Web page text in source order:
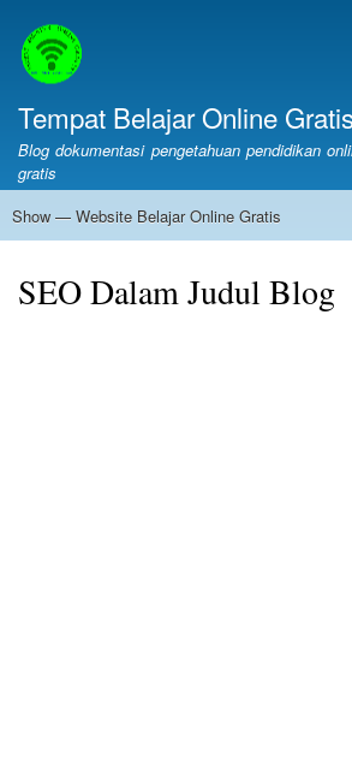
Tempat Belajar Online
Blog dokumentasi pengetahuan pendidikan
gratis
Website
Online
Gratis
Show — Website Belajar Online Gratis
SEO Dalam Judul Blog